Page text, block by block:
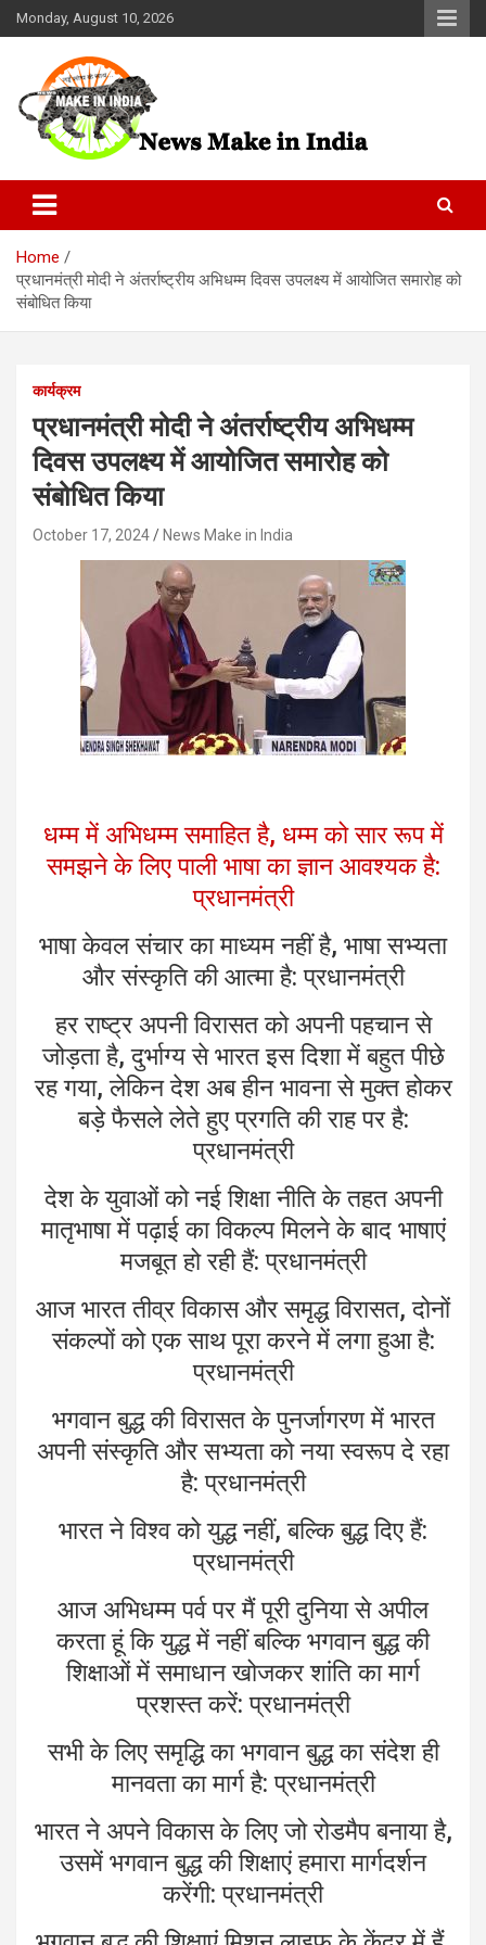
Skip
to
Monday, August 10, 2026
News Make In india
Home
प्रधानमंत्री मोदी ने अंतर्राष्ट्रीय अभिधम्म दिवस उपलक्ष्य में आयोजित समारोह को
संबोधित किया
कार्यक्रम
प्रधानमंत्री मोदी ने अंतर्राष्ट्रीय अभिधम्म
दिवस उपलक्ष्य में आयोजित समारोह को
संबोधित किया
October 17, 2024 News Make in India
धम्म में अभिधम्म समाहित है, धम्म को सार रूप में
समझने के लिए पाली भाषा का ज्ञान आवश्यक है:
प्रधानमंत्री
भाषा केवल संचार का माध्यम नहीं है, भाषा सभ्यता
और संस्कृति की आत्मा है: प्रधानमंत्री
हर राष्ट्र अपनी विरासत को अपनी पहचान से
जोड़ता है, दुर्भाग्य से भारत इस दिशा में बहुत पीछे
रह गया, लेकिन देश अब हीन भावना से मुक्त होकर
बड़े फैसले लेते हुए प्रगति की राह पर है:
प्रधानमंत्री
देश के युवाओं को नई शिक्षा नीति के तहत अपनी
मातृभाषा में पढ़ाई का विकल्प मिलने के बाद भाषाएं
मजबूत हो रही हैं: प्रधानमंत्री
आज भारत तीव्र विकास और समृद्ध विरासत, दोनों
संकल्पों को एक साथ पूरा करने में लगा हुआ है:
प्रधानमंत्री
भगवान बुद्ध की विरासत के पुनर्जागरण में भारत
अपनी संस्कृति और सभ्यता को नया स्वरूप दे रहा
है: प्रधानमंत्री
भारत ने विश्व को युद्ध नहीं, बल्कि बुद्ध दिए हैं:
प्रधानमंत्री
आज अभिधम्म पर्व पर मैं पूरी दुनिया से अपील
करता हूं कि युद्ध में नहीं बल्कि भगवान बुद्ध की
शिक्षाओं में समाधान खोजकर शांति का मार्ग
प्रशस्त करें: प्रधानमंत्री
सभी के लिए समृद्धि का भगवान बुद्ध का संदेश ही
मानवता का मार्ग है: प्रधानमंत्री
भारत ने अपने विकास के लिए जो रोडमैप बनाया है,
उसमें भगवान बुद्ध की शिक्षाएं हमारा मार्गदर्शन
करेंगी: प्रधानमंत्री